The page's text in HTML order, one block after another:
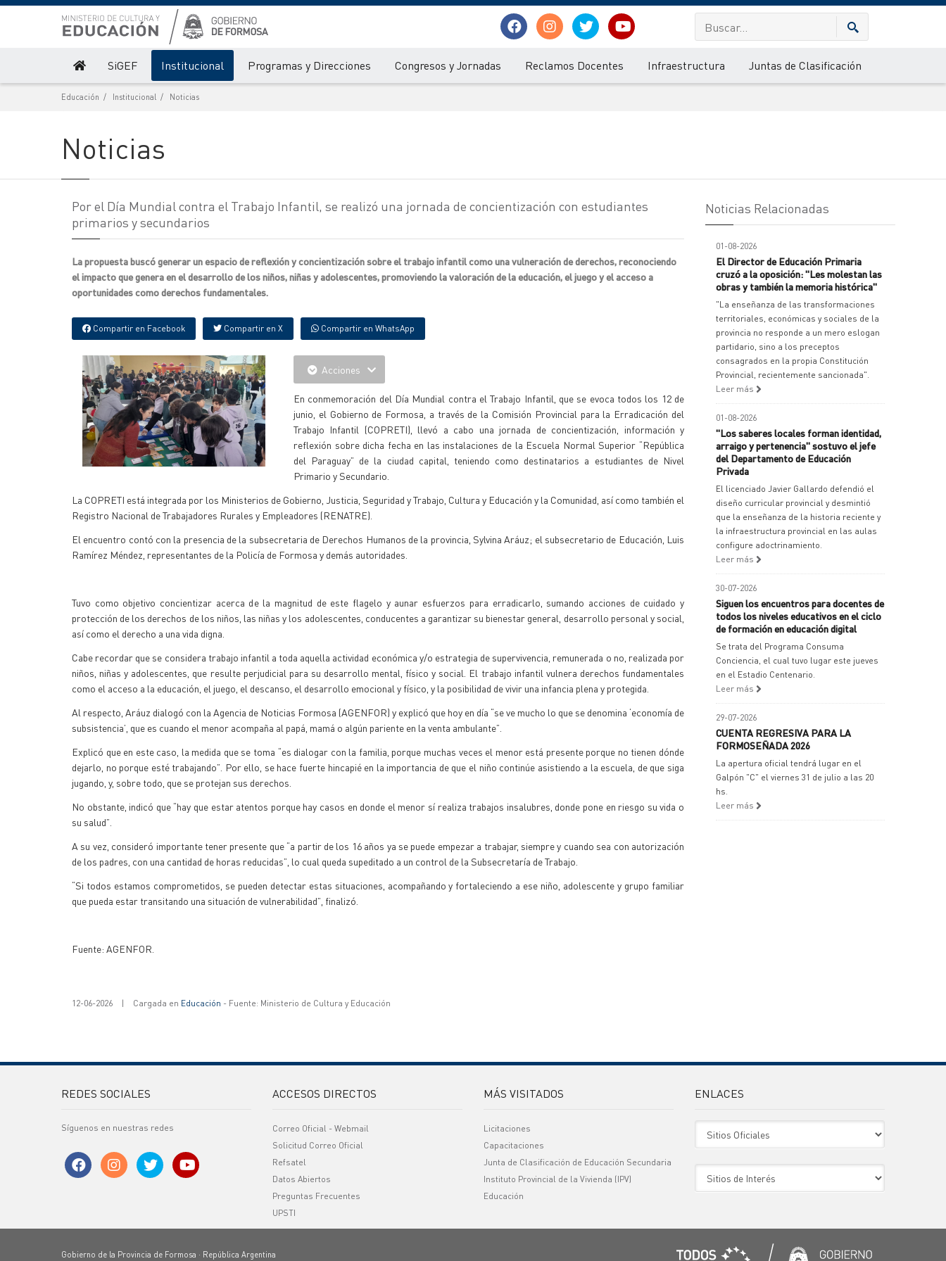
SiGEF Institucional Programas y Direcciones Congresos y Jornadas Reclamos Docentes Infraestructura Juntas de Clasificación
Educación Institucional Noticias
Noticias
Por el Día Mundial contra el Trabajo Infantil, se realizó una jornada de concientización con estudiantes
primarios y secundarios
La propuesta buscó generar un espacio de reflexión y concientización sobre el trabajo infantil como una vulneración de derechos, reconociendo
el impacto que genera en el desarrollo de los niños, niñas y adolescentes, promoviendo la valoración de la educación, el juego y el acceso a
oportunidades como derechos fundamentales.
Compartir en Facebook Compartir en X Compartir en WhatsApp
Acciones
En conmemoración del Día Mundial contra el Trabajo Infantil, que se evoca todos los 12 de
junio, el Gobierno de Formosa, a través de la Comisión Provincial para la Erradicación del
Trabajo Infantil (COPRETI), llevó a cabo una jornada de concientización, información y
reflexión sobre dicha fecha en las instalaciones de la Escuela Normal Superior “República
del Paraguay” de la ciudad capital, teniendo como destinatarios a estudiantes de Nivel
Primario y Secundario.
La COPRETI está integrada por los Ministerios de Gobierno, Justicia, Seguridad y Trabajo, Cultura y Educación y la Comunidad, así como también el
Registro Nacional de Trabajadores Rurales y Empleadores (RENATRE).
El encuentro contó con la presencia de la subsecretaria de Derechos Humanos de la provincia, Sylvina Aráuz; el subsecretario de Educación, Luis
Ramírez Méndez, representantes de la Policía de Formosa y demás autoridades.
Tuvo como objetivo concientizar acerca de la magnitud de este flagelo y aunar esfuerzos para erradicarlo, sumando acciones de cuidado y
protección de los derechos de los niños, las niñas y los adolescentes, conducentes a garantizar su bienestar general, desarrollo personal y social,
así como el derecho a una vida digna.
Cabe recordar que se considera trabajo infantil a toda aquella actividad económica y/o estrategia de supervivencia, remunerada o no, realizada por
niños, niñas y adolescentes, que resulte perjudicial para su desarrollo mental, físico y social. El trabajo infantil vulnera derechos fundamentales
como el acceso a la educación, el juego, el descanso, el desarrollo emocional y físico, y la posibilidad de vivir una infancia plena y protegida.
Al respecto, Aráuz dialogó con la Agencia de Noticias Formosa (AGENFOR) y explicó que hoy en día “se ve mucho lo que se denomina ‘economía de
subsistencia’, que es cuando el menor acompaña al papá, mamá o algún pariente en la venta ambulante”.
Explicó que en este caso, la medida que se toma “es dialogar con la familia, porque muchas veces el menor está presente porque no tienen dónde
dejarlo, no porque esté trabajando”. Por ello, se hace fuerte hincapié en la importancia de que el niño continúe asistiendo a la escuela, de que siga
jugando, y, sobre todo, que se protejan sus derechos.
No obstante, indicó que “hay que estar atentos porque hay casos en donde el menor sí realiza trabajos insalubres, donde pone en riesgo su vida o
su salud”.
A su vez, consideró importante tener presente que “a partir de los 16 años ya se puede empezar a trabajar, siempre y cuando sea con autorización
de los padres, con una cantidad de horas reducidas”, lo cual queda supeditado a un control de la Subsecretaría de Trabajo.
“Si todos estamos comprometidos, se pueden detectar estas situaciones, acompañando y fortaleciendo a ese niño, adolescente y grupo familiar
que pueda estar transitando una situación de vulnerabilidad”, finalizó.
Fuente: AGENFOR.
12-06-2026 | Cargada en Educación - Fuente: Ministerio de Cultura y Educación
Noticias Relacionadas
01-08-2026
El Director de Educación Primaria
cruzó a la oposición: "Les molestan las
obras y también la memoria histórica"
"La enseñanza de las transformaciones
territoriales, económicas y sociales de la
provincia no responde a un mero eslogan
partidario, sino a los preceptos
consagrados en la propia Constitución
Provincial, recientemente sancionada".
Leer más
01-08-2026
"Los saberes locales forman identidad,
arraigo y pertenencia" sostuvo el jefe
del Departamento de Educación
Privada
El licenciado Javier Gallardo defendió el
diseño curricular provincial y desmintió
que la enseñanza de la historia reciente y
la infraestructura provincial en las aulas
configure adoctrinamiento.
Leer más
30-07-2026
Siguen los encuentros para docentes de
todos los niveles educativos en el ciclo
de formación en educación digital
Se trata del Programa Consuma
Conciencia, el cual tuvo lugar este jueves
en el Estadio Centenario.
Leer más
29-07-2026
CUENTA REGRESIVA PARA LA
FORMOSEÑADA 2026
La apertura oficial tendrá lugar en el
Galpón "C" el viernes 31 de julio a las 20
hs.
Leer más
REDES SOCIALES
Síguenos en nuestras redes
ACCESOS DIRECTOS
Correo Oficial - Webmail
Solicitud Correo Oficial
Refsatel
Datos Abiertos
Preguntas Frecuentes
UPSTI
MÁS VISITADOS
Licitaciones
Capacitaciones
Junta de Clasificación de Educación Secundaria
Instituto Provincial de la Vivienda (IPV)
Educación
ENLACES
Gobierno de la Provincia de Formosa · República Argentina